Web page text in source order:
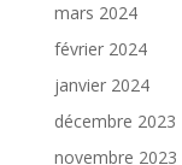
mars 2024
février 2024
janvier 2024
décembre 2023
novembre 2023